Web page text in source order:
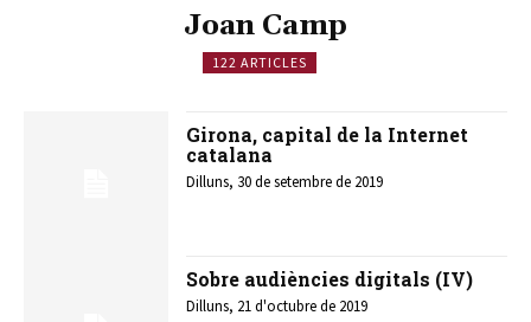
Joan Camp
122 ARTICLES
Girona, capital de la Internet
catalana
Dilluns, 30 de setembre de 2019
Sobre audiències digitals (IV)
Dilluns, 21 d'octubre de 2019